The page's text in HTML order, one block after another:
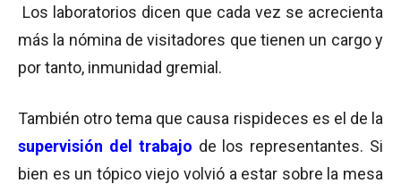
Los laboratorios dicen que cada vez se acrecienta
más la nómina de visitadores que tienen un cargo y
por tanto, inmunidad gremial.
También otro tema que causa rispideces es el de la
supervisión del trabajo de los representantes. Si
bien es un tópico viejo volvió a estar sobre la mesa